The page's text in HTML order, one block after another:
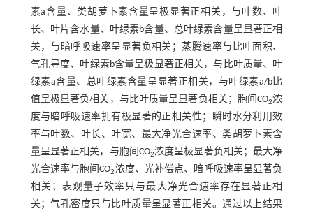
素a含量、类胡萝卜素含量呈极显著正相关，与叶数、叶
长、叶片含水量、叶绿素b含量、总叶绿素含量呈显著正相
关，与暗呼吸速率呈显著负相关；蒸腾速率与比叶面积、
气孔导度、叶绿素b含量呈极显著正相关，与比叶质量、叶
绿素a含量、总叶绿素含量呈显著正相关，与叶绿素a/b比
值呈极显著负相关，与比叶质量呈显著负相关；胞间CO2浓
度与暗呼吸速率拥有极显著的正相关性；瞬时水分利用效
率与叶数、叶长、叶宽、最大净光合速率、类胡萝卜素含
量呈显著正相关，与胞间CO2浓度呈极显著负相关；最大净
光合速率与胞间CO2浓度、光补偿点、暗呼吸速率呈显著负
相关；表观量子效率只与最大净光合速率存在显著正相
关；气孔密度只与比叶质量呈显著正相关。通过以上结果